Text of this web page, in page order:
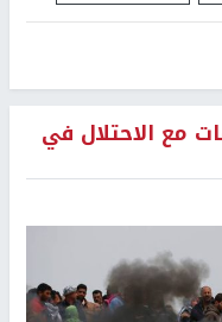
مع الاحتلال في